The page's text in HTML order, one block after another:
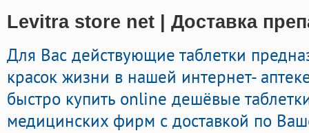
Levitra store net | Доставка
Для Вас действующие таблетки
красок жизни в нашей интернет-
быстро купить online дешёвые
медицинских фирм с доставкой по